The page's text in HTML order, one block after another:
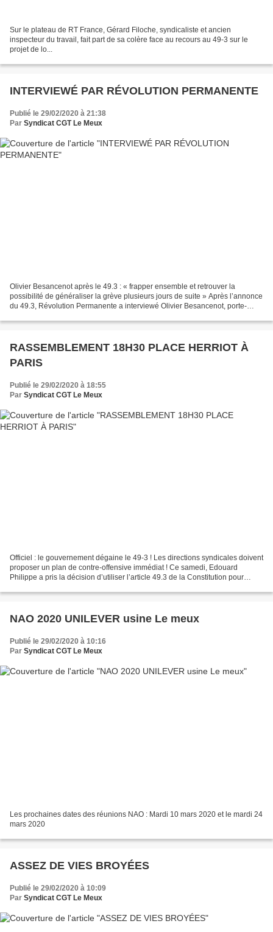
Sur le plateau de RT France, Gérard Filoche, syndicaliste et ancien
inspecteur du travail, fait part de sa colère face au recours au 49-3 sur le
projet de lo...
INTERVIEWÉ PAR RÉVOLUTION PERMANENTE
Publié le 29/02/2020 à 21:38
Par Syndicat CGT Le Meux
Olivier Besancenot après le 49.3 : « frapper ensemble et retrouver la
possibilité de généraliser la grève plusieurs jours de suite » Après l’annonce
du 49.3, Révolution Permanente a interviewé Olivier Besancenot, porte-
RASSEMBLEMENT 18H30 PLACE HERRIOT À
PARIS
Publié le 29/02/2020 à 18:55
Par Syndicat CGT Le Meux
Officiel : le gouvernement dégaine le 49-3 ! Les directions syndicales doivent
proposer un plan de contre-offensive immédiat ! Ce samedi, Edouard
Philippe a pris la décision d’utiliser l’article 49.3 de la Constitution pour
NAO 2020 UNILEVER usine Le meux
Publié le 29/02/2020 à 10:16
Par Syndicat CGT Le Meux
Les prochaines dates des réunions NAO : Mardi 10 mars 2020 et le mardi 24
mars 2020
ASSEZ DE VIES BROYÉES
Publié le 29/02/2020 à 10:09
Par Syndicat CGT Le Meux